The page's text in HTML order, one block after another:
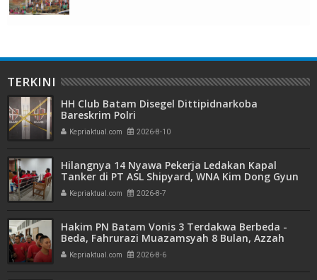
TERKINI
HH Club Batam Disegel Dittipidnarkoba
Bareskrim Polri
Kepriaktual.com 2026-8-10
Hilangnya 14 Nyawa Pekerja Ledakan Kapal
Tanker di PT ASL Shipyard, WNA Kim Dong Gyun
Hanya Dituntut 1 Tahun 6 Bulan
Kepriaktual.com 2026-8-7
Hakim PN Batam Vonis 3 Terdakwa Berbeda -
Beda, Fahrurazi Muazamsyah 8 Bulan, Azzah
Azzurah dan Risma Divonis 2 Tahun 6 Bulan
Kepriaktual.com 2026-8-6